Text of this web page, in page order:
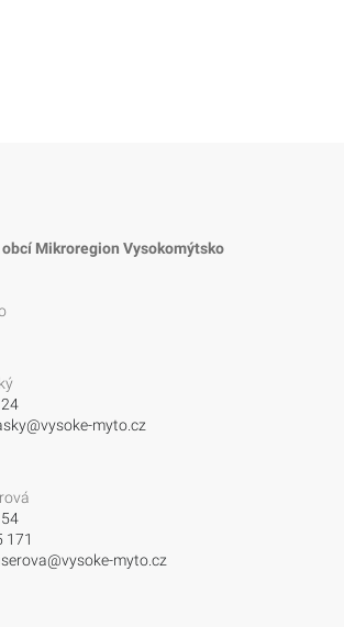
Mikroregion Vysokomýtsko
myto.cz
171
myto.cz